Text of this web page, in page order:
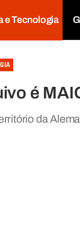
e Tecnologia
é
da